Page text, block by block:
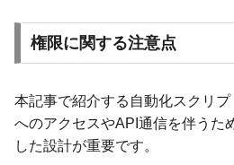
権限に関する注意点
本記事で紹介する自動化スクリ
へのアクセスやAPI通信を伴うた
した設計が重要です。